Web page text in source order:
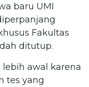
baru UMI
Fakultas
ditutup.
awal karena
tes yang